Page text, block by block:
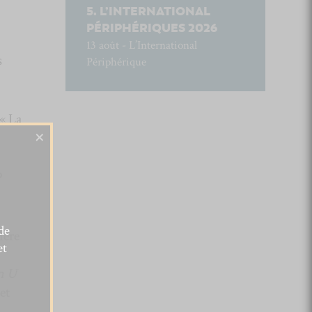
La
L’INTERNATIONAL
PÉRIPHÉRIQUES 2026
13 août - L’International
Périphérique
×